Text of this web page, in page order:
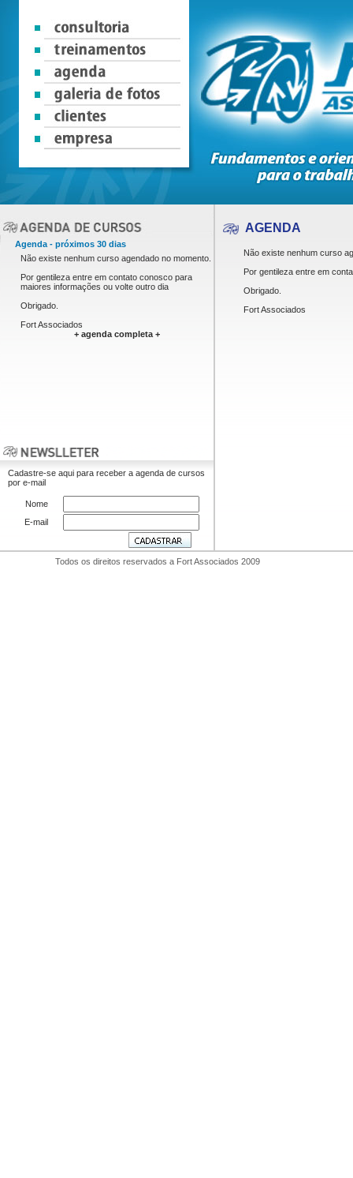
Agenda - próximos 30 dias
Não existe nenhum curso agendado no momento.
Por gentileza entre em contato conosco para
maiores informações ou volte outro dia
Obrigado.
Fort Associados
+ agenda completa +
Cadastre-se aqui para receber a agenda de cursos
por e-mail
Nome
E-mail
AGENDA
Não existe nenhum curso
Por gentileza entre em
Obrigado.
Fort Associados
Todos os direitos reservados a Fort Associados 2009